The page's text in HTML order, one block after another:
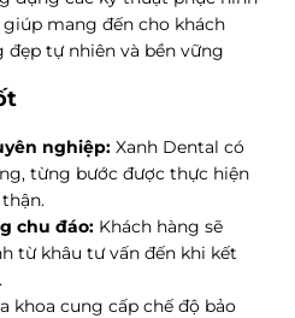
mang đến cho khách
tự nhiên và bền vững
nghiệp: Xanh Dental có
từng bước được thực hiện
chu đáo: Khách hàng sẽ
từ khâu tư vấn đến khi kết
khoa cung cấp chế độ bảo